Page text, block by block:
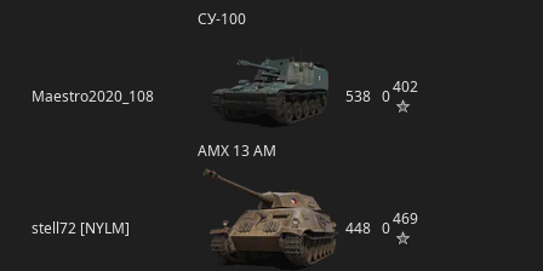
СУ-100
Maestro2020_108
AMX 13 AM
538 0402
stell72 [NYLM] 448 0469